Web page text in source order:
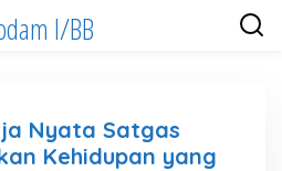
I/BB
Nyata Satgas
Kehidupan yang